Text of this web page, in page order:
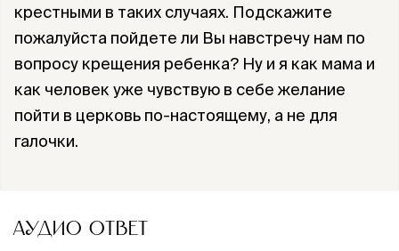
крестными в таких случаях. Подскажите
пожалуйста пойдете ли Вы навстречу нам по
вопросу крещения ребенка? Ну и я как мама и
как человек уже чувствую в себе желание
пойти в церковь по-настоящему, а не для
галочки.
АУДИО ОТВЕТ